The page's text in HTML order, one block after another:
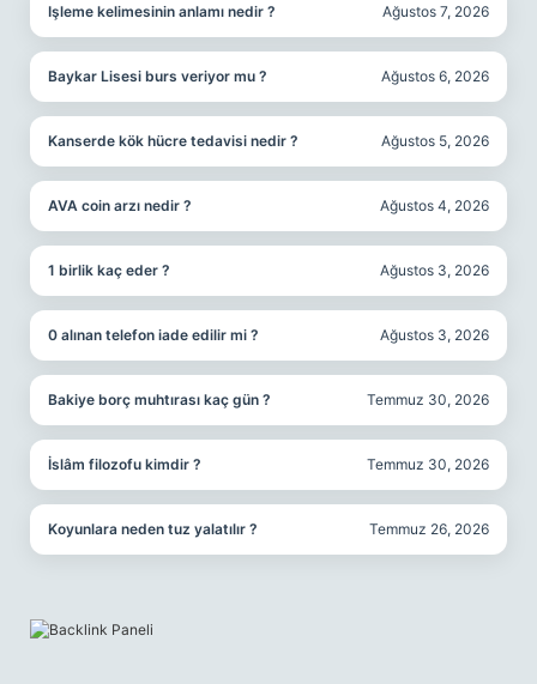
Işleme kelimesinin anlamı nedir ? Ağustos 7, 2026
Baykar Lisesi burs veriyor mu ? Ağustos 6, 2026
Kanserde kök hücre tedavisi nedir ? Ağustos 5, 2026
AVA coin arzı nedir ? Ağustos 4, 2026
1 birlik kaç eder ? Ağustos 3, 2026
0 alınan telefon iade edilir mi ? Ağustos 3, 2026
Bakiye borç muhtırası kaç gün ? Temmuz 30, 2026
İslâm filozofu kimdir ? Temmuz 30, 2026
Koyunlara neden tuz yalatılır ? Temmuz 26, 2026